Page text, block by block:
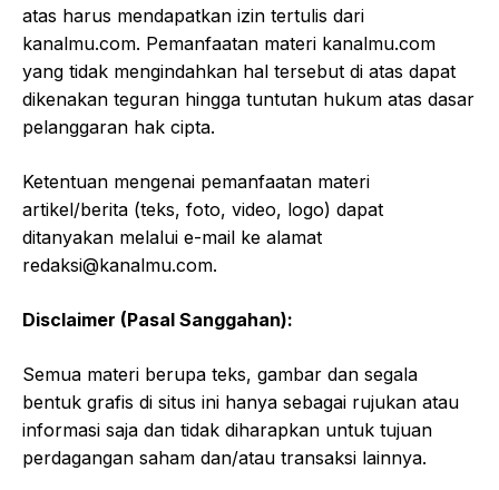
atas harus mendapatkan izin tertulis dari
kanalmu.com. Pemanfaatan materi kanalmu.com
yang tidak mengindahkan hal tersebut di atas dapat
dikenakan teguran hingga tuntutan hukum atas dasar
pelanggaran hak cipta.
Ketentuan mengenai pemanfaatan materi
artikel/berita (teks, foto, video, logo) dapat
ditanyakan melalui e-mail ke alamat
redaksi@kanalmu.com.
Disclaimer (Pasal Sanggahan):
Semua materi berupa teks, gambar dan segala
bentuk grafis di situs ini hanya sebagai rujukan atau
informasi saja dan tidak diharapkan untuk tujuan
perdagangan saham dan/atau transaksi lainnya.